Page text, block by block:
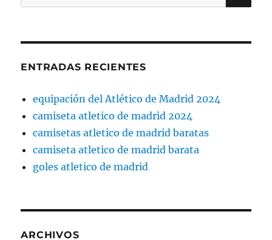
por:
ENTRADAS RECIENTES
equipación del Atlético de Madrid 2024
camiseta atletico de madrid 2024
camisetas atletico de madrid baratas
camiseta atletico de madrid barata
goles atletico de madrid
ARCHIVOS